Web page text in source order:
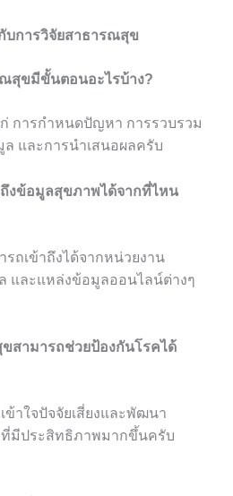
บการวิจัยสาธารณสุข
สุขมีขั้นตอนอะไรบ้าง?
การกำหนดปัญหา การรวบรวม
และการนำเสนอผลครับ
ถึงข้อมูลสุขภาพได้จากที่ไหน
ถเข้าถึงได้จากหน่วยงาน
และแหล่งข้อมูลออนไลน์ต่างๆ
สามารถช่วยป้องกันโรคได้
ข้าใจปัจจัยเสี่ยงและพัฒนา
มีประสิทธิภาพมากขึ้นครับ